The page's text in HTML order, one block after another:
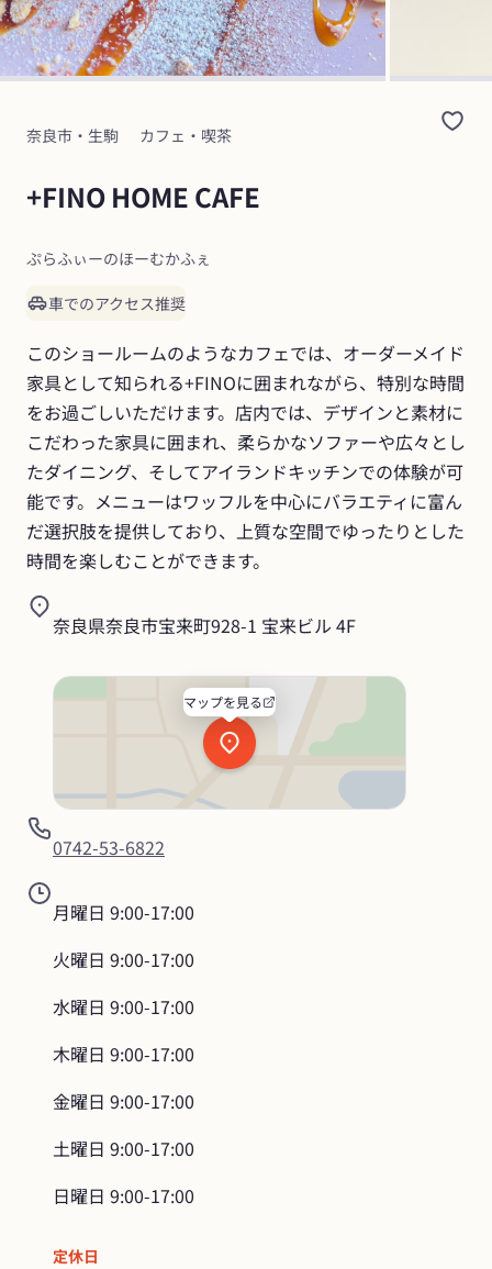
奈良市・生駒 カフェ・喫茶
+FINO HOME CAFE
ぷらふぃーのほーむかふぇ
車でのアクセス推奨
このショールームのようなカフェでは、オーダーメイド
家具として知られる+FINOに囲まれながら、特別な時間
をお過ごしいただけます。店内では、デザインと素材に
こだわった家具に囲まれ、柔らかなソファーや広々とし
たダイニング、そしてアイランドキッチンでの体験が可
能です。メニューはワッフルを中心にバラエティに富ん
だ選択肢を提供しており、上質な空間でゆったりとした
時間を楽しむことができます。
奈良県奈良市宝来町928-1 宝来ビル 4F
マップを見る
0742-53-6822
月曜日 9:00-17:00
火曜日 9:00-17:00
水曜日 9:00-17:00
木曜日 9:00-17:00
金曜日 9:00-17:00
土曜日 9:00-17:00
日曜日 9:00-17:00
定休日